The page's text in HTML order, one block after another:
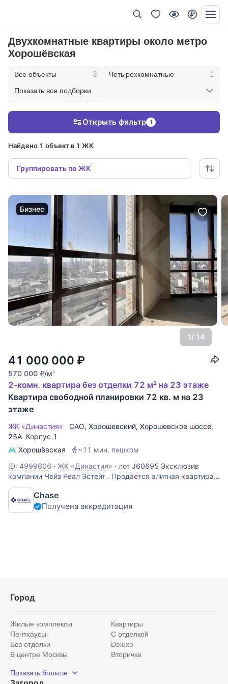
Двухкомнатные квартиры около метро
Хорошёвская
Все объекты 3 Четырехкомнатные 1
В современном стиле
Показать все подборки
Найдено 1 объект в 1 ЖК
Группировать по ЖК
Открыть фильтр 1
Бизнес
1/ 14
41 000 000 ₽
570 000 ₽/м2
2-комн. квартира без отделки 72 м² на 23 этаже
Квартира свободной планировки 72 кв. м на 23
этаже
ЖК «Династия» САО, Хорошевский, Хорошевское шоссе,
25А Корпус 1
Хорошёвская
~11 мин. пешком
ID: 4999606 · ЖК «Династия» · лот J60695 Эксклюзив
компании Чейз Реал Эстейт . Продается элитная квартира
🌟 **ЖК «Династия», Москва, Северное направление** Две
лоджии и свободная планировка позволяет воплотить
самые смелые дизайнерские решения! Высокий этаж дома
Chase
Получена аккредитация
Город
Жилые комплексы
Квартиры
Пентхаусы
С отделкой
Без отделки
Deluxe
В центре Москвы
Вторичка
Рядом с парком
Показать больше